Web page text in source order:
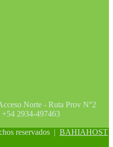
Norte - Ruta Prov N°2
+54 2934-497463
reservados | BAHIAHOST